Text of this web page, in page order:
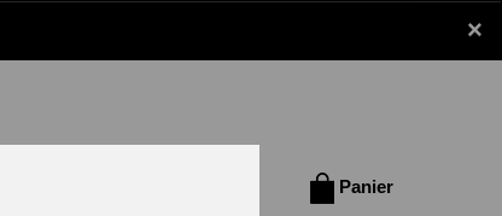
×
Panier